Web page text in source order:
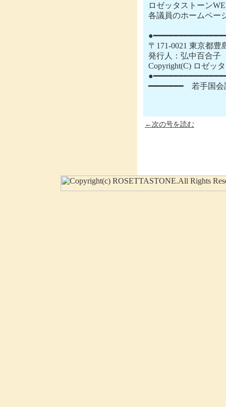
ロゼッタストーン
各議員のホームペー
〒171-0021 東京都
発行人：弘中百合子
Copyright(C) ロゼッ
━━━━━━━　若手国会
←次の号を読む